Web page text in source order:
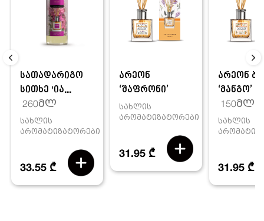
სათადარიგო
სითხე 'ია...
260მლ
სახლის
არომატიზატორები
33.55 ₾
არეონ
‘შაფრონი’
სახლის
არომატიზატორები
31.95 ₾
არეონ
‘მანგო’
150მლ
სახლის
31.95 ₾